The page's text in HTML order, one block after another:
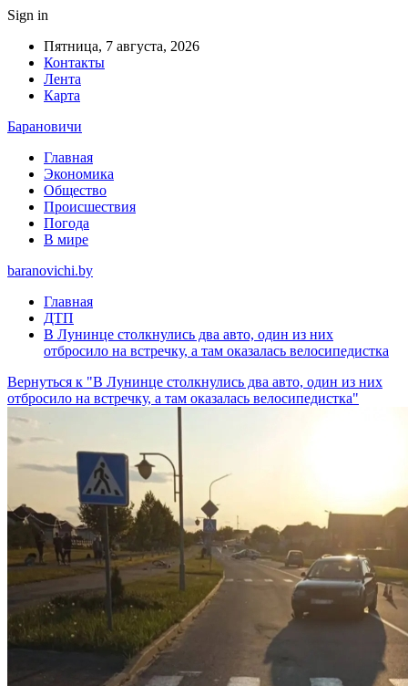
Sign in
Пятница, 7 августа, 2026
Контакты
Лента
Карта
Барановичи
Главная
Экономика
Общество
Происшествия
Погода
В мире
baranovichi.by
Главная
ДТП
В Лунинце столкнулись два авто, один из них
отбросило на встречку, а там оказалась велосипедистка
Вернуться к "В Лунинце столкнулись два авто, один из них
отбросило на встречку, а там оказалась велосипедистка"